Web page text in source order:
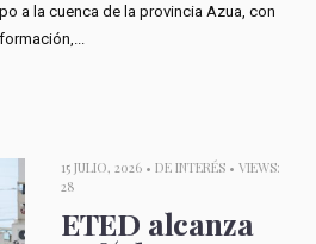
a la cuenca de la provincia Azua, con
15 JULIO, 2026 • DE INTERÉS• VIEWS:
28
ETED alcanza